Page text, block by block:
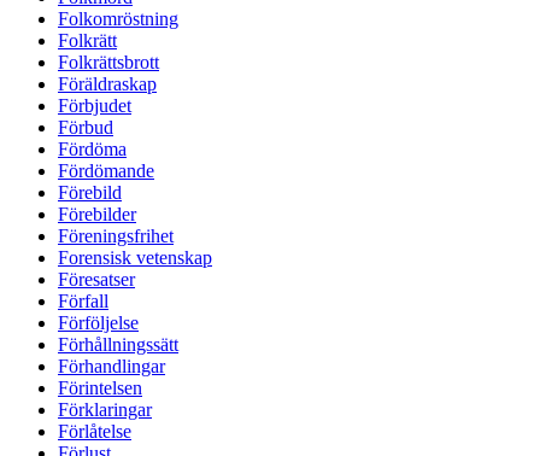
Folkomröstning
Folkrätt
Folkrättsbrott
Föräldraskap
Förbjudet
Förbud
Fördöma
Fördömande
Förebild
Förebilder
Föreningsfrihet
Forensisk vetenskap
Föresatser
Förfall
Förföljelse
Förhållningssätt
Förhandlingar
Förintelsen
Förklaringar
Förlåtelse